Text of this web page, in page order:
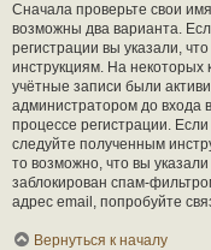
Сначала проверьте свои
возможны два варианта.
регистрации вы указали,
инструкциям. На некоторых
учётные записи были
администратором до входа
процессе регистрации.
следуйте полученным
то возможно, что вы
заблокирован спам-
адрес email, попробуйте
Вернуться к началу